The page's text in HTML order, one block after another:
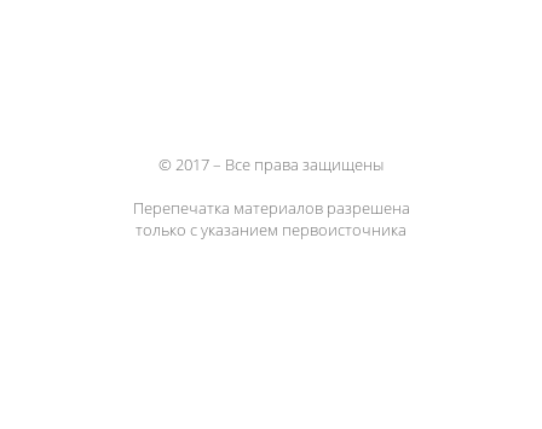
© 2017 – Все права защищены
Перепечатка материалов разрешена
только с указанием первоисточника